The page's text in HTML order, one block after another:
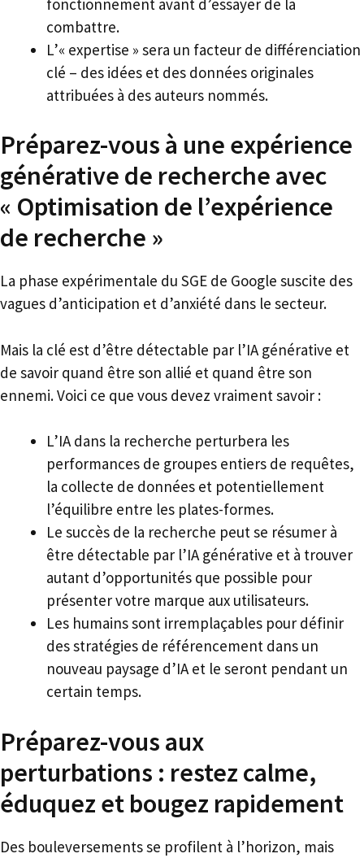
fonctionnement avant d’essayer de la
combattre.
L’« expertise » sera un facteur de différenciation
clé – des idées et des données originales
attribuées à des auteurs nommés.
Préparez-vous à une expérience
générative de recherche avec
« Optimisation de l’expérience
de recherche »
La phase expérimentale du SGE de Google suscite des
vagues d’anticipation et d’anxiété dans le secteur.
Mais la clé est d’être détectable par l’IA générative et
de savoir quand être son allié et quand être son
ennemi. Voici ce que vous devez vraiment savoir :
L’IA dans la recherche perturbera les
performances de groupes entiers de requêtes,
la collecte de données et potentiellement
l’équilibre entre les plates-formes.
Le succès de la recherche peut se résumer à
être détectable par l’IA générative et à trouver
autant d’opportunités que possible pour
présenter votre marque aux utilisateurs.
Les humains sont irremplaçables pour définir
des stratégies de référencement dans un
nouveau paysage d’IA et le seront pendant un
certain temps.
Préparez-vous aux
perturbations : restez calme,
éduquez et bougez rapidement
Des bouleversements se profilent à l’horizon, mais